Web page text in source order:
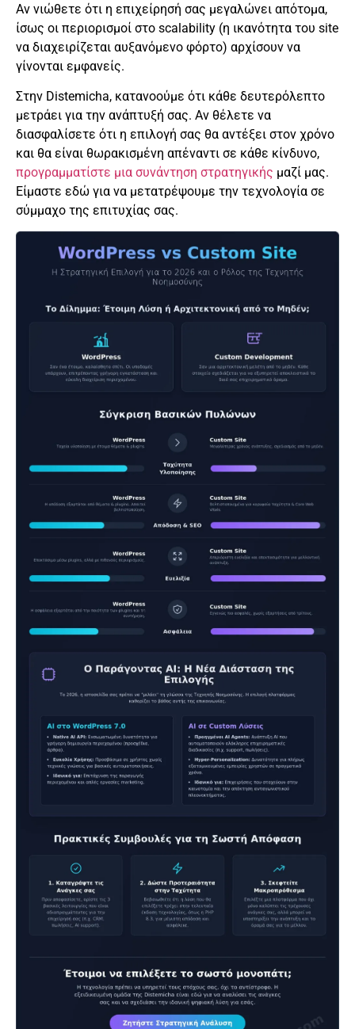
Αν νιώθετε ότι η επιχείρησή σας μεγαλώνει απότομα,
ίσως οι περιορισμοί στο scalability (η ικανότητα του site
να διαχειρίζεται αυξανόμενο φόρτο) αρχίσουν να
γίνονται εμφανείς.
Στην Distemicha, κατανοούμε ότι κάθε δευτερόλεπτο
μετράει για την ανάπτυξή σας. Αν θέλετε να
διασφαλίσετε ότι η επιλογή σας θα αντέξει στον χρόνο
και θα είναι θωρακισμένη απέναντι σε κάθε κίνδυνο,
προγραμματίστε μια συνάντηση στρατηγικής μαζί μας.
Είμαστε εδώ για να μετατρέψουμε την τεχνολογία σε
σύμμαχο της επιτυχίας σας.